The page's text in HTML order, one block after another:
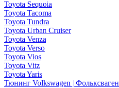
Toyota Sequoia
Toyota Tacoma
Toyota Tundra
Toyota Urban Cruiser
Toyota Venza
Toyota Verso
Toyota Vios
Toyota Vitz
Toyota Yaris
Тюнинг Volkswagen | Фольксваген